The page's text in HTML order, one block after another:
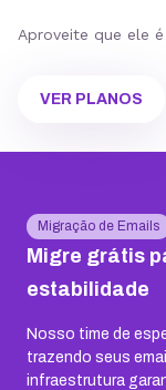
Aproveite que ele é
VER PLANOS
Migração de Emails
Migre grátis
estabilidade
Nosso time de
trazendo seus
infraestrutura